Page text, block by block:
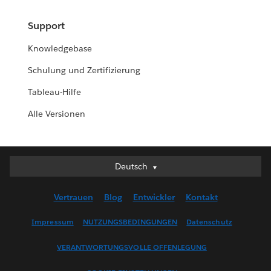
Support
Knowledgebase
Schulung und Zertifizierung
Tableau-Hilfe
Alle Versionen
Deutsch
Deutsch
English (US)
Français (France)
Vertrauen Blog Entwickler Kontakt
Impressum NUTZUNGSBEDINGUNGEN Datenschutz
VERANTWORTUNGSVOLLE OFFENLEGUNG